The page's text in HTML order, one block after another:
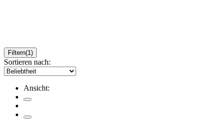
Filtern(1)
Sortieren nach:
Ansicht: